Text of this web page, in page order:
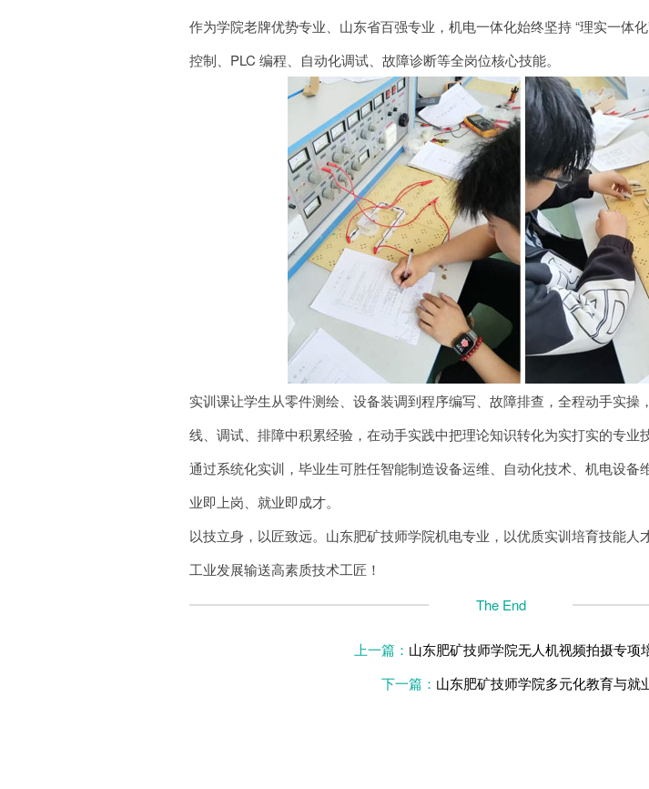
作为学院老牌优势专业、山东省百强专业，机电一体化始终坚持 “理实一体
控制、PLC 编程、自动化调试、故障诊断等全岗位核心技能。
实训课让学生从零件测绘、设备装调到程序编写、故障排查，全程动手实操
线、调试、排障中积累经验，在动手实践中把理论知识转化为实打实的专业技
通过系统化实训，毕业生可胜任智能制造设备运维、自动化技术、机电设备
业即上岗、就业即成才。
以技立身，以匠致远。山东肥矿技师学院机电专业，以优质实训培育技能人
工业发展输送高素质技术工匠！
The End
上一篇： 山东肥矿技师学院无人机视频拍摄专项
下一篇： 山东肥矿技师学院多元化教育与就